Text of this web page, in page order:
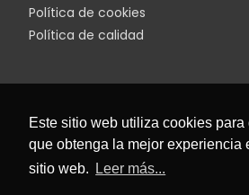
Este sitio web utiliza cookies para
que obtenga la mejor experiencia
sitio web.
Leer más...
Política de cookies
Política de calidad